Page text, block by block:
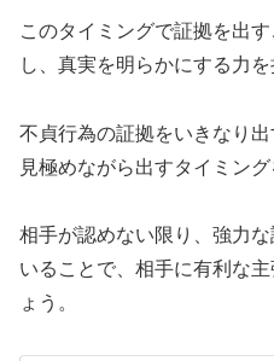
このタイミングで証拠を出
し、真実を明らかにする力を
不貞行為の証拠をいきなり
見極めながら出すタイミン
相手が認めない限り、強力
いることで、相手に有利な
ょう。